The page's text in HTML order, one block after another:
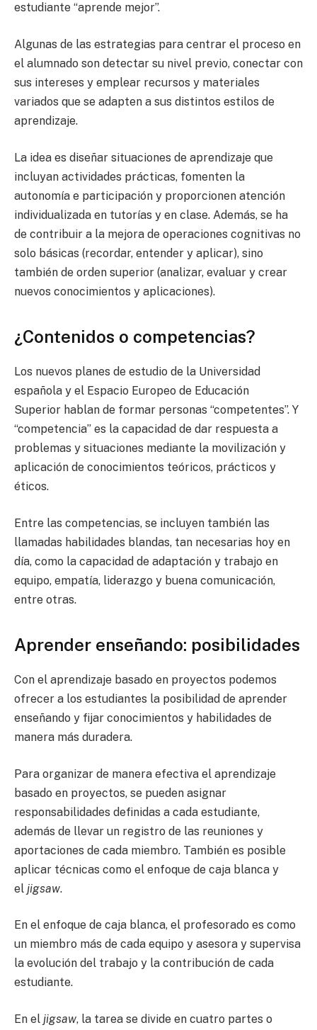
estudiante “aprende mejor”.
Algunas de las estrategias para centrar el proceso en
el alumnado son detectar su nivel previo, conectar con
sus intereses y emplear recursos y materiales
variados que se adapten a sus distintos estilos de
aprendizaje.
La idea es diseñar situaciones de aprendizaje que
incluyan actividades prácticas, fomenten la
autonomía e participación y proporcionen atención
individualizada en tutorías y en clase. Además, se ha
de contribuir a la mejora de operaciones cognitivas no
solo básicas (recordar, entender y aplicar), sino
también de orden superior (analizar, evaluar y crear
nuevos conocimientos y aplicaciones).
¿Contenidos o competencias?
Los nuevos planes de estudio de la Universidad
española y el Espacio Europeo de Educación
Superior hablan de formar personas “competentes”. Y
“competencia” es la capacidad de dar respuesta a
problemas y situaciones mediante la movilización y
aplicación de conocimientos teóricos, prácticos y
éticos.
Entre las competencias, se incluyen también las
llamadas habilidades blandas, tan necesarias hoy en
día, como la capacidad de adaptación y trabajo en
equipo, empatía, liderazgo y buena comunicación,
entre otras.
Aprender enseñando: posibilidades
Con el aprendizaje basado en proyectos podemos
ofrecer a los estudiantes la posibilidad de aprender
enseñando y fijar conocimientos y habilidades de
manera más duradera.
Para organizar de manera efectiva el aprendizaje
basado en proyectos, se pueden asignar
responsabilidades definidas a cada estudiante,
además de llevar un registro de las reuniones y
aportaciones de cada miembro. También es posible
aplicar técnicas como el enfoque de caja blanca y
el jigsaw.
En el enfoque de caja blanca, el profesorado es como
un miembro más de cada equipo y asesora y supervisa
la evolución del trabajo y la contribución de cada
estudiante.
En el jigsaw, la tarea se divide en cuatro partes o